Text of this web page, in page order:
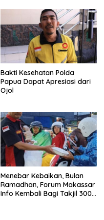
Bakti Kesehatan Polda
Papua Dapat Apresiasi dari
Ojol
Menebar Kebaikan, Bulan
Ramadhan, Forum Makassar
Info Kembali Bagi Takjil 300